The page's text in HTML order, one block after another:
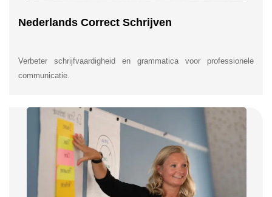
Nederlands Correct Schrijven
Verbeter schrijfvaardigheid en grammatica voor professionele
communicatie.